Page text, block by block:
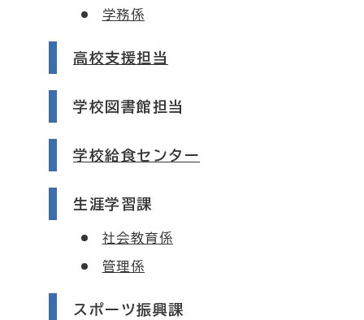
学務係
高校支援担当
学校図書館担当
学校給食センター
生涯学習課
社会教育係
管理係
スポーツ振興課